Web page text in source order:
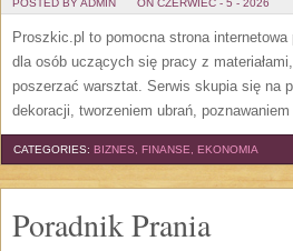
POSTED BY ADMIN ON CZERWIEC - 5 - 2026
Proszkic.pl to pomocna strona
dla osób uczących się pracy z
poszerzać warsztat. Serwis skupia się na
dekoracji, tworzeniem ubrań, poznawaniem
CATEGORIES: BIZNES, FINANSE, EKONOMIA
Poradnik Prania